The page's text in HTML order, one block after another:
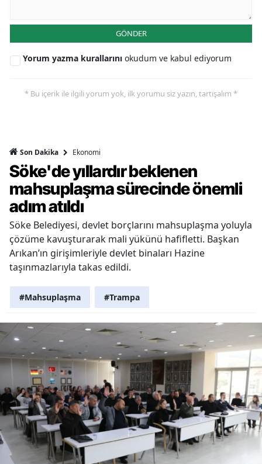
GÖNDER
Yorum yazma kurallarını okudum ve kabul ediyorum
* Bu içerik ile ilgili yorum yok, ilk yorumu siz yazın, tartışalım *
Son Dakika Ekonomi
Söke'de yıllardır beklenen
mahsuplaşma sürecinde önemli
adım atıldı
Söke Belediyesi, devlet borçlarını mahsuplaşma yoluyla
çözüme kavuşturarak mali yükünü hafifletti. Başkan
Arıkan’ın girişimleriyle devlet binaları Hazine
taşınmazlarıyla takas edildi.
#Mahsuplaşma #Trampa